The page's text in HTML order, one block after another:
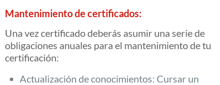
Mantenimiento de certificados:
Una vez certificado deberás asumir una serie de
obligaciones anuales para el mantenimiento de tu
certificación:
Actualización de conocimientos: Cursar un